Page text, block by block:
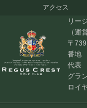
アクセス
リー
（運
〒
番地
代表
グラ
ロイ